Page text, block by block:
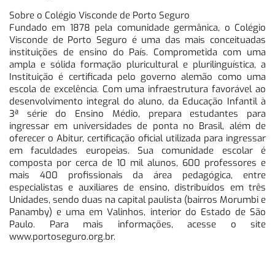
Sobre o Colégio Visconde de Porto Seguro
Fundado em 1878 pela comunidade germânica, o Colégio
Visconde de Porto Seguro é uma das mais conceituadas
instituições de ensino do País. Comprometida com uma
ampla e sólida formação pluricultural e plurilinguística, a
Instituição é certificada pelo governo alemão como uma
escola de excelência. Com uma infraestrutura favorável ao
desenvolvimento integral do aluno, da Educação Infantil à
3ª série do Ensino Médio, prepara estudantes para
ingressar em universidades de ponta no Brasil, além de
oferecer o Abitur, certificação oficial utilizada para ingressar
em faculdades europeias. Sua comunidade escolar é
composta por cerca de 10 mil alunos, 600 professores e
mais 400 profissionais da área pedagógica, entre
especialistas e auxiliares de ensino, distribuídos em três
Unidades, sendo duas na capital paulista (bairros Morumbi e
Panamby) e uma em Valinhos, interior do Estado de São
Paulo. Para mais informações, acesse o site
www.portoseguro.org.br.